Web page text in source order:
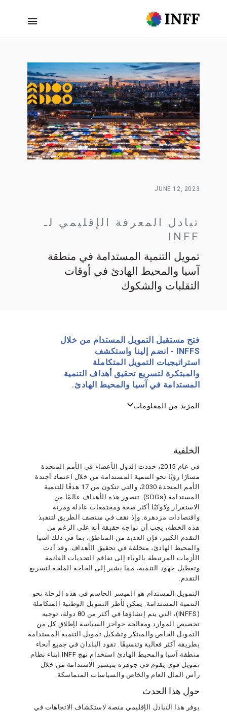
JUNE 12, 2023
تبادل المعرفة الإقليمي لـ
INFF
تمويل التنمية المستدامة في منطقة
آسيا والمحيط الهادئ في أوقات
التقلبات والشكوك
فتح مستقبل التمويل المستدام من خلال
INFFS - انضم إلينا واستكشف
استراتيجيات التمويل المتكاملة
والمبتكرة لتسريع تحقيق أهداف التنمية
المستدامة في آسيا والمحيط الهادئ.
المزيد من المعلومات
الخلفية
في عام 2015، حددت الدول الأعضاء في الأمم المتحدة
مسارًا رؤيًا نحو التنمية المستدامة من خلال اعتماد أجندة
الأمم المتحدة 2030، والتي تتكون من 17 هدفًا للتنمية
المستدامة (SDGs). تتصور هذه الأهداف عالمًا من
الاستقرار وكوكبًا أكثر صحة ومجتمعات عادلة ومرنة
واقتصادات مزدهرة. وإذ نقف في منتصف الطريق لتنفيذ
هذه الخطة، يجب أن نواجه حقيقة أنه على الرغم من
التقدم الكبير، فإن العديد من المناطق، بما في ذلك آسيا
والمحيط الهادئ، متخلفة في تحقيق الأهداف. وقد أدت
الأزمات المرتبطة بالوباء إلى تفاقم التحديات القائمة
وتعطيل جهود التنمية، مما يشير إلى الحاجة الملحة لتسريع
التقدم.
التمويل المستدام هو الميسر الحاسم في هذه الرحلة نحو
التنمية المستدامة. يمكن لأطر التمويل الوطنية المتكاملة
(INFFS)، التي يتم إنشاؤها في أكثر من 80 دولة، توجيه
تخصيص الموارد ومعالجة حواجز السياسة لإطلاق كل من
التمويل الخاص والمبتكر وتشكيل تمويل التنمية المستدامة
بطريقة أكثر فعالية وتنسيقًا. تقود البلدان في جميع أنحاء
منطقة آسيا والمحيط الهادئ استخدام نهج INFF لبناء نظام
تمويل قوي يقوم في جوهره بتيسير الاستدامة من خلال
رأس المال العام والخاص والسياسات المتماسكة.
حول هذا الحدث
يوفر هذا التبادل الإقليمي منصة لاستكشاف الاتجاهات في